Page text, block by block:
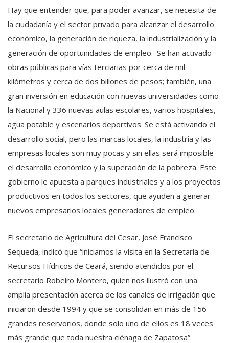
Hay que entender que, para poder avanzar, se necesita de
la ciudadanía y el sector privado para alcanzar el desarrollo
económico, la generación de riqueza, la industrialización y la
generación de oportunidades de empleo. Se han activado
obras públicas para vías terciarias por cerca de mil
kilómetros y cerca de dos billones de pesos; también, una
gran inversión en educación con nuevas universidades como
la Nacional y 336 nuevas aulas escolares, varios hospitales,
agua potable y escenarios deportivos. Se está activando el
desarrollo social, pero las marcas locales, la industria y las
empresas locales son muy pocas y sin ellas será imposible
el desarrollo económico y la superación de la pobreza. Este
gobierno le apuesta a parques industriales y a los proyectos
productivos en todos los sectores, que ayuden a generar
nuevos empresarios locales generadores de empleo.
El secretario de Agricultura del Cesar, José Francisco
Sequeda, indicó que “iniciamos la visita en la Secretaría de
Recursos Hídricos de Ceará, siendo atendidos por el
secretario Robeiro Montero, quien nos ilustró con una
amplia presentación acerca de los canales de irrigación que
iniciaron desde 1994 y que se consolidan en más de 156
grandes reservorios, donde solo uno de ellos es 18 veces
más grande que toda nuestra ciénaga de Zapatosa”.